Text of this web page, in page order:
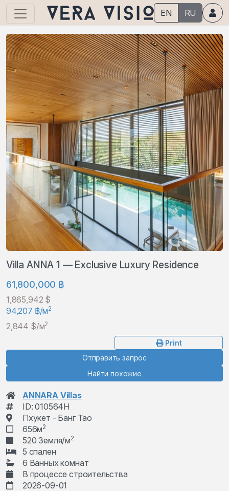
EN RU
Villa ANNA 1 — Exclusive Luxury Residence
61,800,000 ฿
1,865,942 $
94,207 ฿/м2
2,844 $/м2
Print
Отправить запрос
Найти похожие
ANNARA Villas
ID: 010564H
Пхукет - Банг Тао
656м2
520 Земля/м2
5 спален
6 Ванных комнат
В процессе строительства
2026-09-01